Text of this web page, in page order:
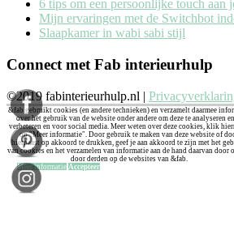
6 tips om een persoonlijke touch aan
Mijn ervaringen met de Switchbot
Slaapkamer in wabi sabi stijl
Connect met Fab interieurhulp
©2019 fabinterieurhulp.nl |
&fab gebruikt cookies (en andere technieken) en verzamelt daarmee
over het gebruik van de website onder andere om deze te analyseren
verbeteren en voor social media. Meer weten over deze cookies, klik
op "Meer informatie". Door gebruik te maken van deze website of
hiernaast op akkoord te drukken, geef je aan akkoord te zijn met het
van cookies en het verzamelen van informatie aan de hand daarvan door
door derden op de websites van &fab.
Meer informatie Accepteer